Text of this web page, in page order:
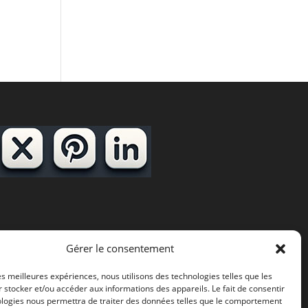
Gérer le consentement
meilleures expériences, nous utilisons des technologies telles que les
stocker et/ou accéder aux informations des appareils. Le fait de consentir
nous permettra de traiter des données telles que le comportement